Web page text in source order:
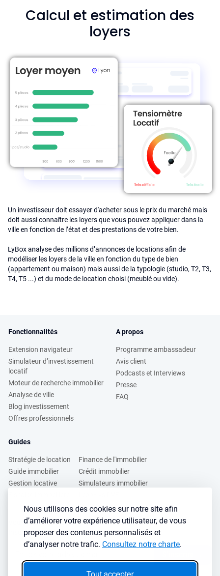
Nous utilisons des cookies sur notre site afin
d’améliorer votre expérience utilisateur, de vous
proposer des contenus personnalisés et
d’analyser notre trafic. Consultez notre charte.
Calcul et estimation des
loyers
Un investisseur doit essayer d'acheter sous le prix du marché mais
doit aussi connaître les loyers que vous pouvez appliquer dans la
ville en fonction de l’état et des prestations de votre bien.
LyBox analyse des millions d’annonces de locations afin de
modéliser les loyers de la ville en fonction du type de bien
(appartement ou maison) mais aussi de la typologie (studio, T2, T3,
T4, T5 ...) et du mode de location choisi (meublé ou vide).
Fonctionnalités
Extension navigateur
Simulateur d’investissement
locatif
Moteur de recherche immobilier
Analyse de ville
Blog investissement
Offres professionnels
A propos
Programme ambassadeur
Avis client
Podcasts et Interviews
Presse
FAQ
Guides
Stratégie de location
Guide immobilier
Gestion locative
Finance de l'immobilier
Crédit immobilier
Simulateurs immobilier
Vous voulez apprendre à investir dans l’immobilier ?
Inscrivez vous à notre newsletter gratuite :